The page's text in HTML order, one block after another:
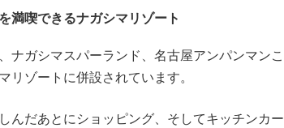
満喫できるナガシマリゾート
ナガシマスパーランド、名古屋アンパンマン
リゾートに併設されています。
んだあとにショッピング、そしてキッチンカ